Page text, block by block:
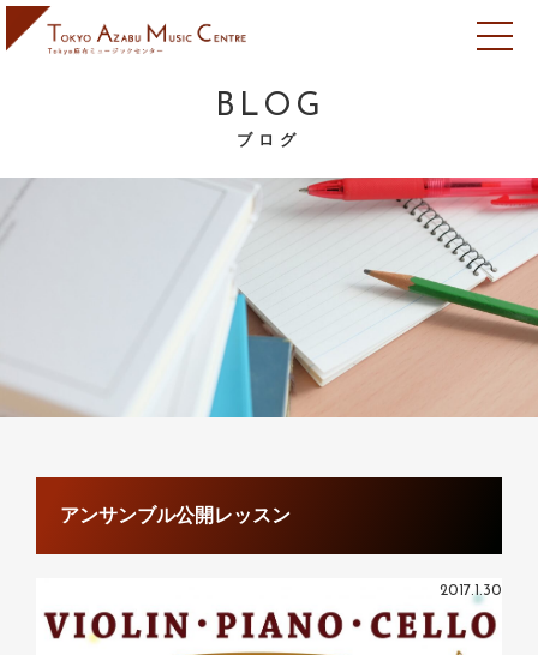
BLOG
ブログ
アンサンブル公開レッスン
2017.1.30